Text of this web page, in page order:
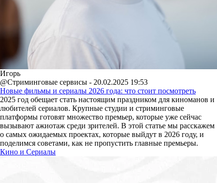
Игорь
@Стриминговые сервисы - 20.02.2025 19:53
Новые фильмы и сериалы 2026 года: что стоит посмотреть
2025 год обещает стать настоящим праздником для киноманов и
любителей сериалов. Крупные студии и стриминговые
платформы готовят множество премьер, которые уже сейчас
вызывают ажиотаж среди зрителей. В этой статье мы расскажем
о самых ожидаемых проектах, которые выйдут в 2026 году, и
поделимся советами, как не пропустить главные премьеры.
Кино и Сериалы